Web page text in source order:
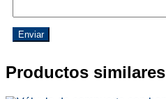
Enviar
Productos similares